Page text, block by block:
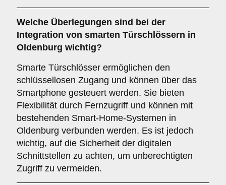
Welche Überlegungen sind bei der
Integration von smarten Türschlössern in
Oldenburg wichtig?
Smarte Türschlösser ermöglichen den
schlüssellosen Zugang und können über das
Smartphone gesteuert werden. Sie bieten
Flexibilität durch Fernzugriff und können mit
bestehenden Smart-Home-Systemen in
Oldenburg verbunden werden. Es ist jedoch
wichtig, auf die Sicherheit der digitalen
Schnittstellen zu achten, um unberechtigten
Zugriff zu vermeiden.